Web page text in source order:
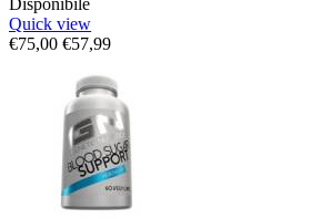
Disponibile
Quick view
€75,00 €57,99